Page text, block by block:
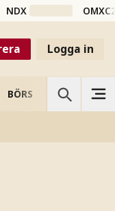
NDX
Logga in
BÖRS VETENSKAP